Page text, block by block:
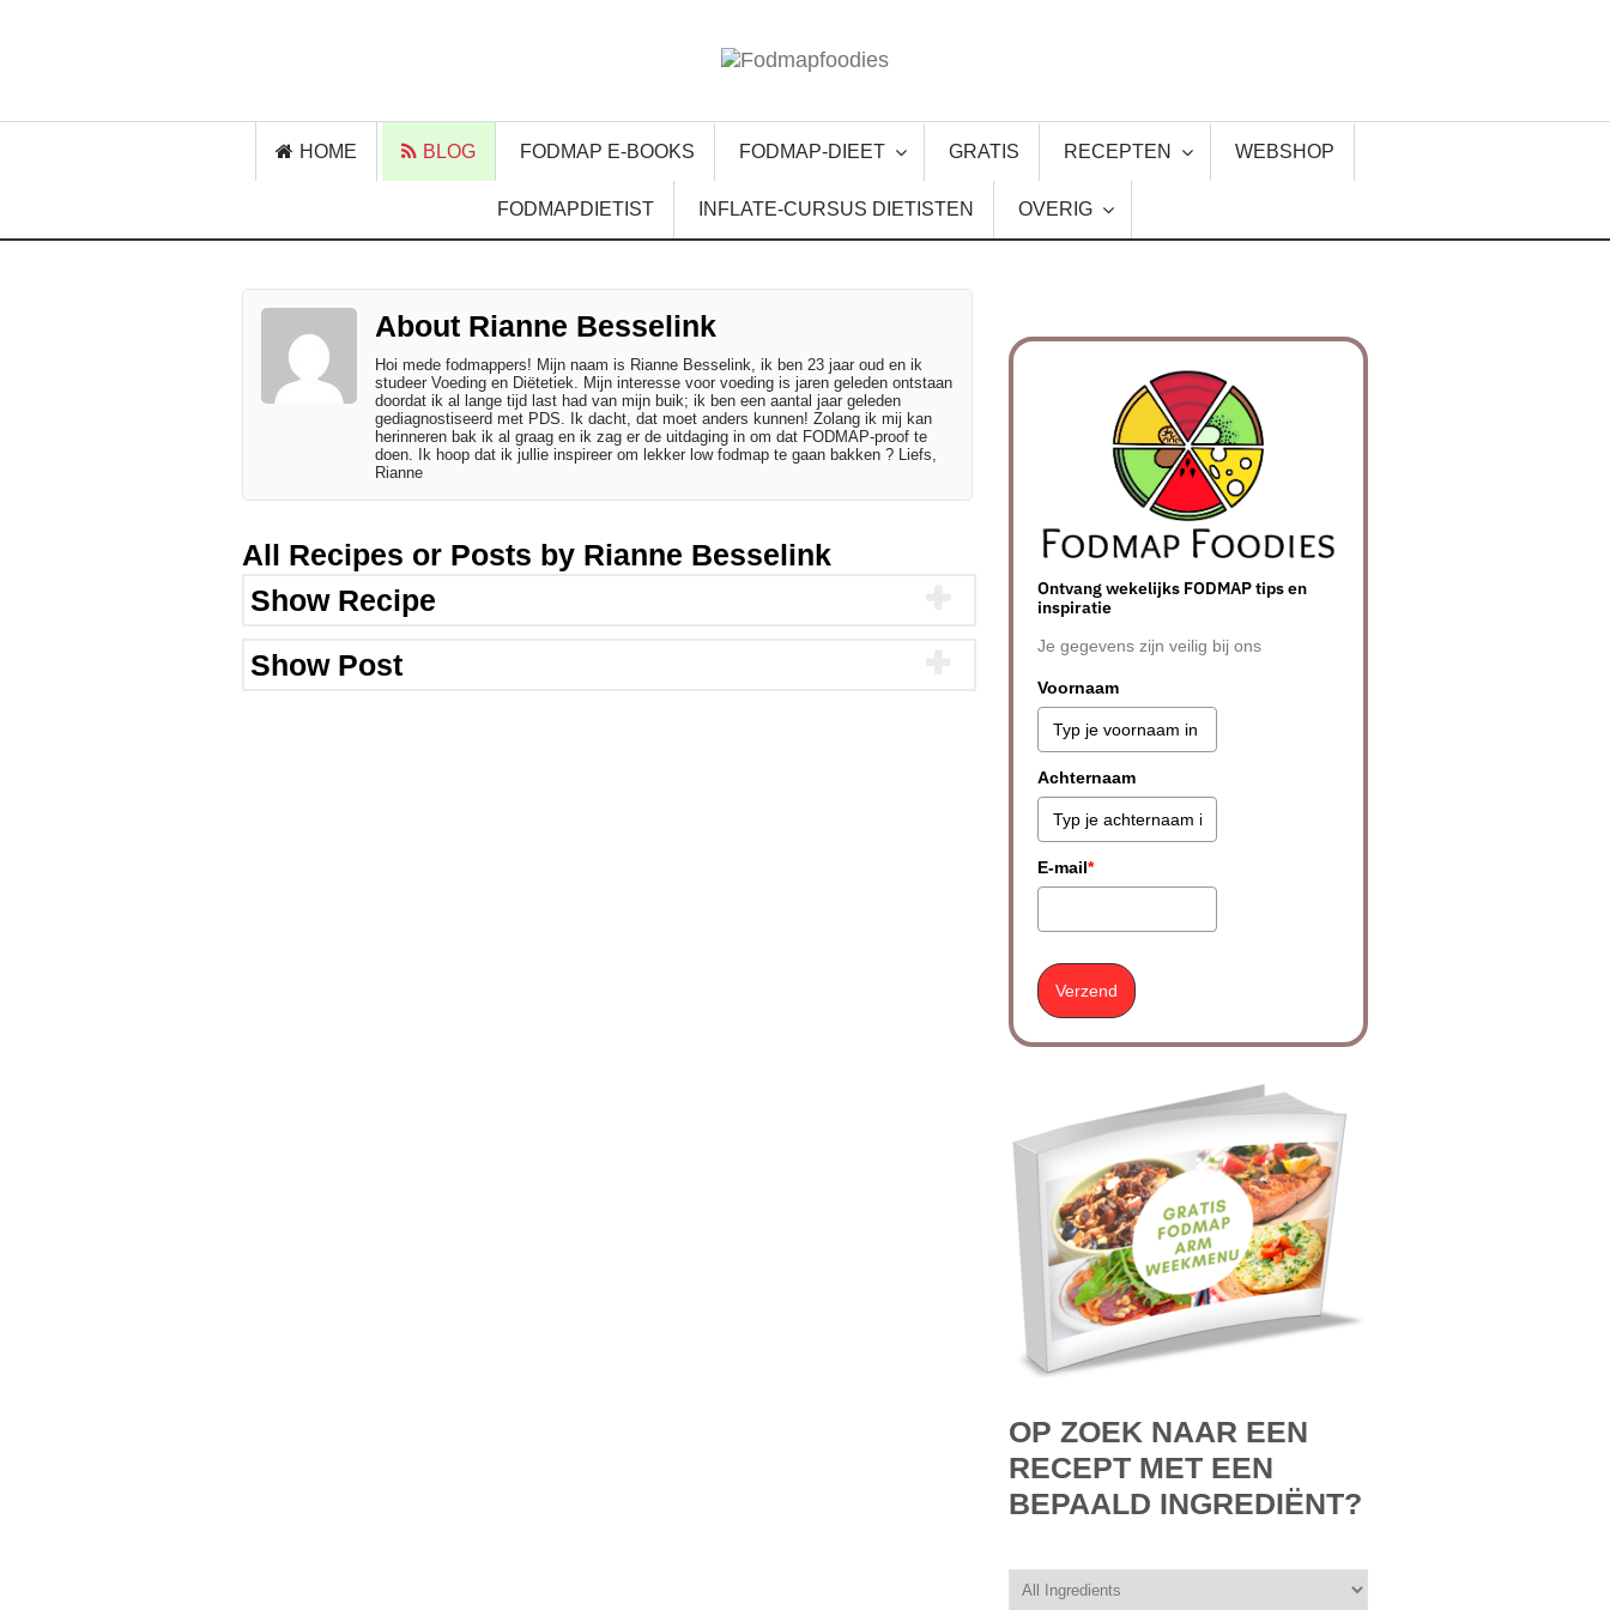
HOME BLOG FODMAP E-BOOKS FODMAP-DIEET GRATIS RECEPTEN WEBSHOP
FODMAPDIETIST INFLATE-CURSUS DIETISTEN OVERIG
About Rianne Besselink
Hoi mede fodmappers! Mijn naam is Rianne Besselink, ik ben 23 jaar oud en ik
studeer Voeding en Diëtetiek. Mijn interesse voor voeding is jaren geleden ontstaan
doordat ik al lange tijd last had van mijn buik; ik ben een aantal jaar geleden
gediagnostiseerd met PDS. Ik dacht, dat moet anders kunnen! Zolang ik mij kan
herinneren bak ik al graag en ik zag er de uitdaging in om dat FODMAP-proof te
doen. Ik hoop dat ik jullie inspireer om lekker low fodmap te gaan bakken ? Liefs,
Rianne
All Recipes or Posts by Rianne Besselink
Show Recipe
Show Post
Ontvang wekelijks FODMAP tips en
inspiratie
Je gegevens zijn veilig bij ons
Voornaam
Achternaam
E-mail*
Verzend
OP ZOEK NAAR EEN
RECEPT MET EEN
BEPAALD INGREDIËNT?